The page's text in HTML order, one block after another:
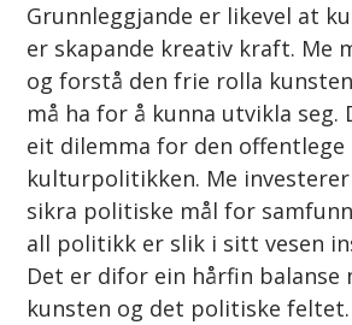
Grunnleggjande er likevel at
er skapande kreativ kraft. Me
og forstå den frie rolla
må ha for å kunna utvikla seg.
eit dilemma for den offentlege
kulturpolitikken. Me
sikra politiske mål for
all politikk er slik i sitt vesen
Det er difor ein hårfin balanse
kunsten og det politiske